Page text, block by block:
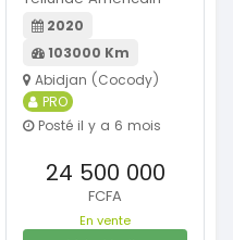
2020
103000 Km
Abidjan (Cocody)
PRO
Posté il y a 6 mois
24 500 000
FCFA
En vente